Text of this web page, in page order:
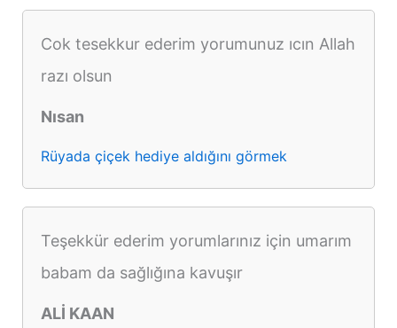
Cok tesekkur ederim yorumunuz ıcın Allah
razı olsun
Nısan
Rüyada çiçek hediye aldığını görmek
Teşekkür ederim yorumlarınız için umarım
babam da sağlığına kavuşır
ALİ KAAN